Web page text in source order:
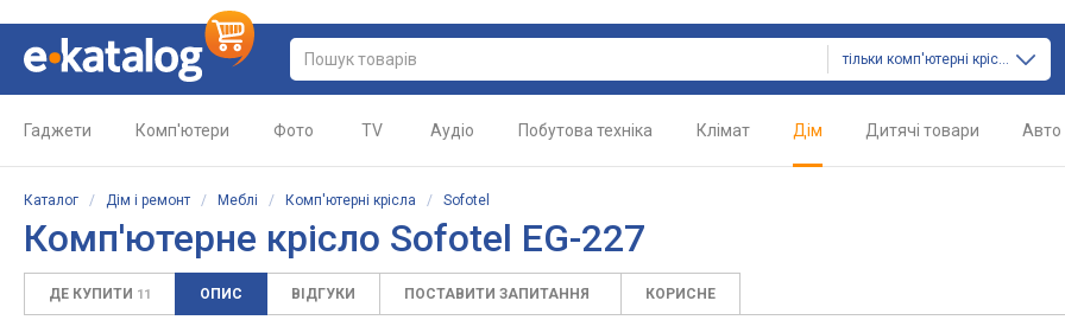
тільки комп'ютерні крісла
Гаджети Комп'ютери Фото TV Аудіо Побутова техніка Клімат Дім Дитячі товари Авто
Каталог / Дім і ремонт / Меблі / Комп'ютерні крісла / Sofotel
Комп'ютерне крісло Sofotel EG-227
ДЕ КУПИТИ 11 ОПИС ВІДГУКИ ПОСТАВИТИ ЗАПИТАННЯ КОРИСНЕ